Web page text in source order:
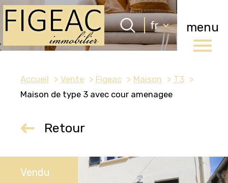
menu
Langue
fr
Accueil 0 Langue
fr
Accueil Vente Figeac Maison
T3
Maison de type 3 avec cour amenagee
Retour
Vendu